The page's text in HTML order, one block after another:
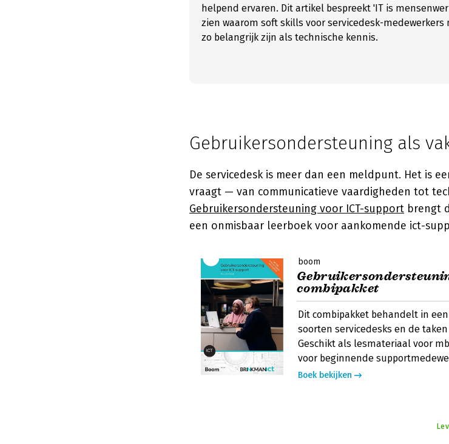
helpend ervaren. Dit artikel bespreekt 'IT is
zien waarom soft skills voor servicedesk-medewerkers
zo belangrijk zijn als technische kennis.
Gebruikersondersteuning als
De servicedesk is meer dan een meldpunt. Het is
vraagt — van communicatieve vaardigheden tot
Gebruikersondersteuning voor ICT-support brengt
een onmisbaar leerboek voor aankomende ict-
boom
combipakket
Dit combipakket behandelt in
soorten servicedesks en de
Geschikt als lesmateriaal voor
voor beginnende
Boek bekijken